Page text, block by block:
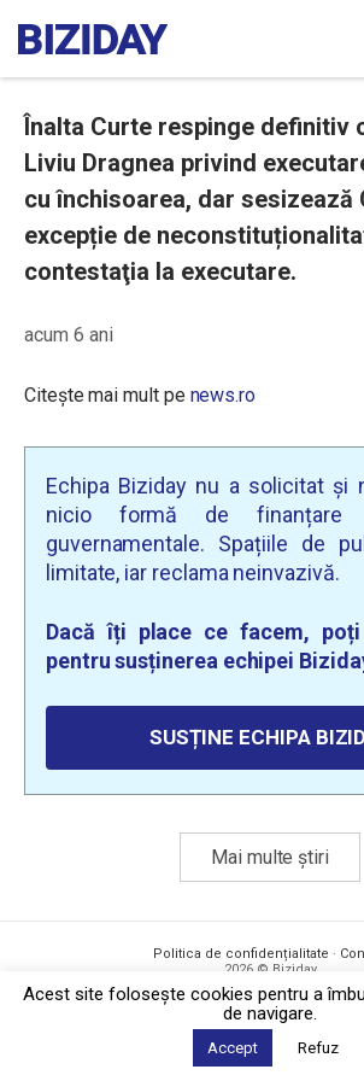
Înalta Curte respinge definitiv
Liviu Dragnea privind
cu închisoarea, dar sesizează
excepție de
contestaţia la executare.
acum 6 ani
Citește mai mult pe news.ro
Echipa Biziday nu a solicitat și
nicio formă de finanțare
guvernamentale. Spațiile de
limitate, iar reclama neinvazivă.
Dacă îți place ce facem,
pentru susținerea echipei
SUSȚINE ECHIPA
Mai multe știri
Politica de confidențialitate ·
2026 © Biziday
Acest site foloseşte cookies pentru a
de navigare.
Accept Refuz